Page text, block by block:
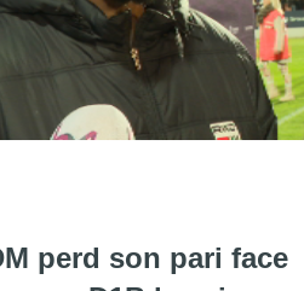
perd son pari face